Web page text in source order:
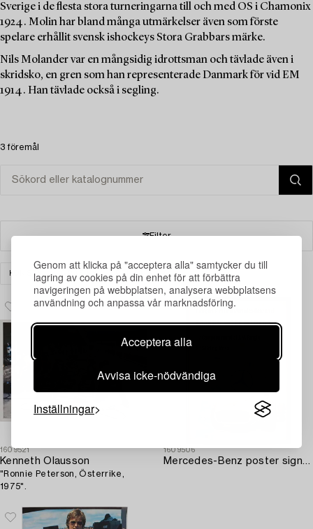
Genom att klicka på "acceptera alla" samtycker du till
lagring av cookies på din enhet för att förbättra
navigeringen på webbplatsen, analysera webbplatsens
användning och anpassa vår marknadsföring.
Acceptera alla
Avvisa icke-nödvändiga
Inställningar
Sverige i de flesta stora turneringarna till och med OS i Chamonix
1924. Molin har bland många utmärkelser även som förste
spelare erhållit svensk ishockeys Stora Grabbars märke.
Nils Molander var en mångsidig idrottsman och tävlade även i
skridsko, en gren som han representerade Danmark för vid EM
1914. Han tävlade också i segling.
3 föremål
Filter
KONST RENSA ALLA
1609521
Kenneth Olausson
"Ronnie Peterson, Österrike,
1975".
1609506
Mercedes-Benz poster signerad av J.M. Fangio och Stirling Moss.